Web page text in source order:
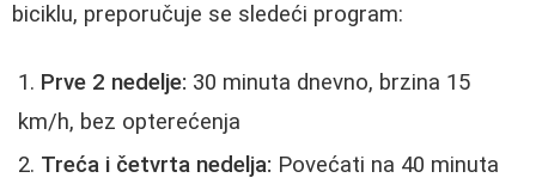
biciklu, preporučuje se sledeći program:
Prve 2 nedelje: 30 minuta dnevno, brzina 15
km/h, bez opterećenja
Treća i četvrta nedelja: Povećati na 40 minuta